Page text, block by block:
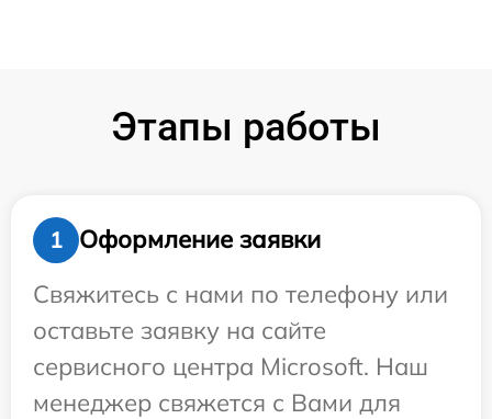
Этапы работы
1
Оформление заявки
Свяжитесь с нами по телефону или
оставьте заявку на сайте
сервисного центра Microsoft. Наш
менеджер свяжется с Вами для